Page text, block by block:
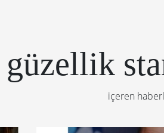
güzellik
içeren